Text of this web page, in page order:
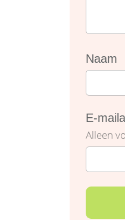
Naam
E-
Alleen